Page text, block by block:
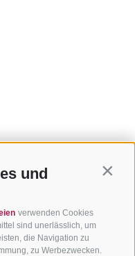
und
verwenden Cookies
sind unerlässlich, um
die Navigation zu
zu Werbezwecken.